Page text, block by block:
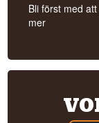
Bli först med
mer